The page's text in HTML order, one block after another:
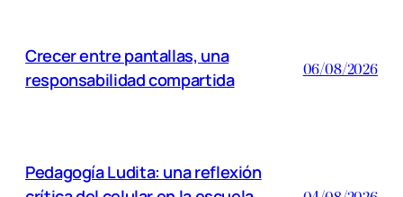
Crecer entre pantallas, una
responsabilidad compartida
06/08/2026
Pedagogía Ludita: una reflexión